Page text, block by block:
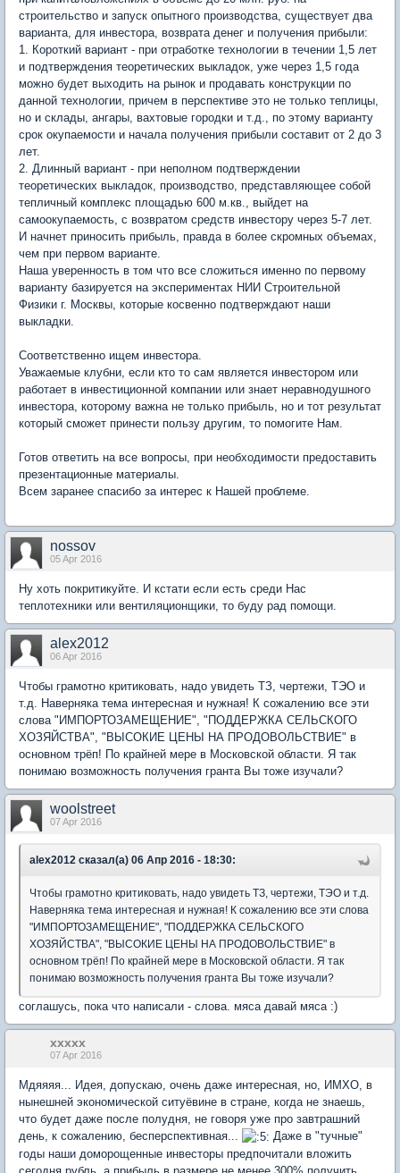
строительство и запуск опытного производства, существует два
варианта, для инвестора, возврата денег и получения прибыли:
1. Короткий вариант - при отработке технологии в течении 1,5 лет
и подтверждения теоретических выкладок, уже через 1,5 года
можно будет выходить на рынок и продавать конструкции по
данной технологии, причем в перспективе это не только теплицы,
но и склады, ангары, вахтовые городки и т.д., по этому варианту
срок окупаемости и начала получения прибыли составит от 2 до 3
лет.
2. Длинный вариант - при неполном подтверждении
теоретических выкладок, производство, представляющее собой
тепличный комплекс площадью 600 м.кв., выйдет на
самоокупаемость, с возвратом средств инвестору через 5-7 лет.
И начнет приносить прибыль, правда в более скромных объемах,
чем при первом варианте.
Наша уверенность в том что все сложиться именно по первому
варианту базируется на экспериментах НИИ Строительной
Физики г. Москвы, которые косвенно подтверждают наши
выкладки.
Соответственно ищем инвестора.
Уважаемые клубни, если кто то сам является инвестором или
работает в инвестиционной компании или знает неравнодушного
инвестора, которому важна не только прибыль, но и тот результат
который сможет принести пользу другим, то помогите Нам.
Готов ответить на все вопросы, при необходимости предоставить
презентационные материалы.
Всем заранее спасибо за интерес к Нашей проблеме.
nossov
05 Apr 2016
Ну хоть покритикуйте. И кстати если есть среди Нас
теплотехники или вентиляционщики, то буду рад помощи.
alex2012
06 Apr 2016
Чтобы грамотно критиковать, надо увидеть ТЗ, чертежи, ТЭО и
т.д. Наверняка тема интересная и нужная! К сожалению все эти
слова "ИМПОРТОЗАМЕЩЕНИЕ", "ПОДДЕРЖКА СЕЛЬСКОГО
ХОЗЯЙСТВА", "ВЫСОКИЕ ЦЕНЫ НА ПРОДОВОЛЬСТВИЕ" в
основном трёп! По крайней мере в Московской области. Я так
понимаю возможность получения гранта Вы тоже изучали?
woolstreet
07 Apr 2016
alex2012 сказал(а) 06 Апр 2016 - 18:30:
Чтобы грамотно критиковать, надо увидеть ТЗ, чертежи, ТЭО и т.д.
Наверняка тема интересная и нужная! К сожалению все эти слова
"ИМПОРТОЗАМЕЩЕНИЕ", "ПОДДЕРЖКА СЕЛЬСКОГО
ХОЗЯЙСТВА", "ВЫСОКИЕ ЦЕНЫ НА ПРОДОВОЛЬСТВИЕ" в
основном трёп! По крайней мере в Московской области. Я так
понимаю возможность получения гранта Вы тоже изучали?
соглашусь, пока что написали - слова. мяса давай мяса :)
xxxxx
07 Apr 2016
Мдяяяя... Идея, допускаю, очень даже интересная, но, ИМХО, в
нынешней экономической ситуёвине в стране, когда не знаешь,
что будет даже после полудня, не говоря уже про завтрашний
день, к сожалению, бесперспективная...
Даже в "тучные"
годы наши доморощенные инвесторы предпочитали вложить